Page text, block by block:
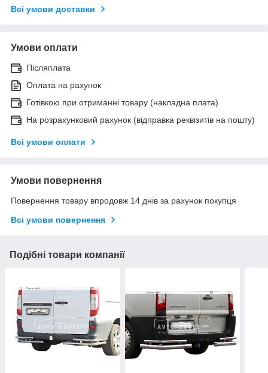
Всі умови доставки
Умови оплати
Післяплата
Оплата на рахунок
Готівкою при отриманні товару (накладна плата)
На розрахунковий рахунок (відправка реквізитів на пошту)
Всі умови оплати
Умови повернення
Повернення товару впродовж 14 днів за рахунок покупця
Всі умови повернення
Подібні товари компанії